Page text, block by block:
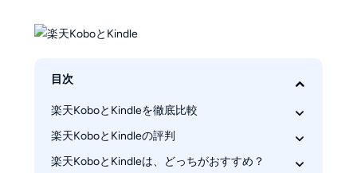
目次
楽天KoboとKindleを徹底比較
楽天KoboとKindleの比較表（26項目）
書籍数とジャンルの違い
楽天KoboとKindleの評判
楽天Koboのメリットとデメリット
楽天KoboとKindleは、どっちがおすすめ？